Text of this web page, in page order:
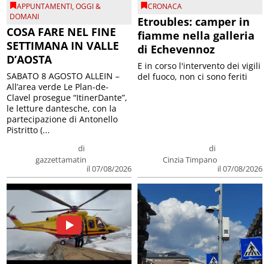
APPUNTAMENTI,OGGI &
DOMANI
COSA FARE NEL FINE
SETTIMANA IN VALLE
D’AOSTA
di
gazzettamatin
il 07/08/2026
SABATO 8 AGOSTO ALLEIN –
All’area verde Le Plan-de-
Clavel prosegue “ItinerDante”,
le letture dantesche, con la
partecipazione di Antonello
Pistritto (...
CRONACA
Etroubles: camper in
fiamme nella galleria
di Echevennoz
di
Cinzia Timpano
il 07/08/2026
E in corso l'intervento dei vigili
del fuoco, non ci sono feriti